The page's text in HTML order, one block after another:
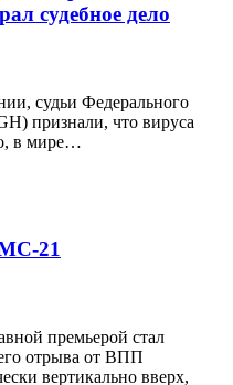
судебное дело
судьи Федерального
признали, что вируса
в мире…
МС-21
премьерой стал
отрыва от ВПП
вертикально вверх,